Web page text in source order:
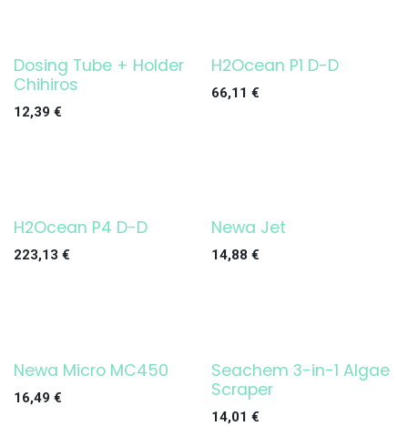
Dosing Tube + Holder
Chihiros
12,39 €
H2Ocean P1 D-D
66,11 €
H2Ocean P4 D-D
223,13 €
Newa Jet
14,88 €
Newa Micro MC450
16,49 €
Seachem 3-in-1 Algae
Scraper
14,01 €